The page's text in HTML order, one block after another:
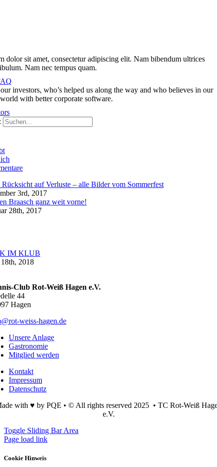
dolor sit amet, consectetur adipiscing elit. Nam bibendum ultrices
Nam nec tempus quam.
investors, who’s helped us along the way and who believes in our
with better corporate software.
Rücksicht auf Verluste – alle Bilder vom Sommerfest
3rd, 2017
Braasch ganz weit vorne!
28th, 2017
IM KLUB
2018
Club Rot-Weiß Hagen e.V.
44
Hagen
weiss-hagen.de
Unsere Anlage
Gastronomie
Mitglied werden
Kontakt
Impressum
Datenschutz
with ♥ by PQE • © All rights reserved 2025 • TC Rot-Weiß
e.V.
Toggle Sliding Bar Area
Page load link
Cookie Hinweis